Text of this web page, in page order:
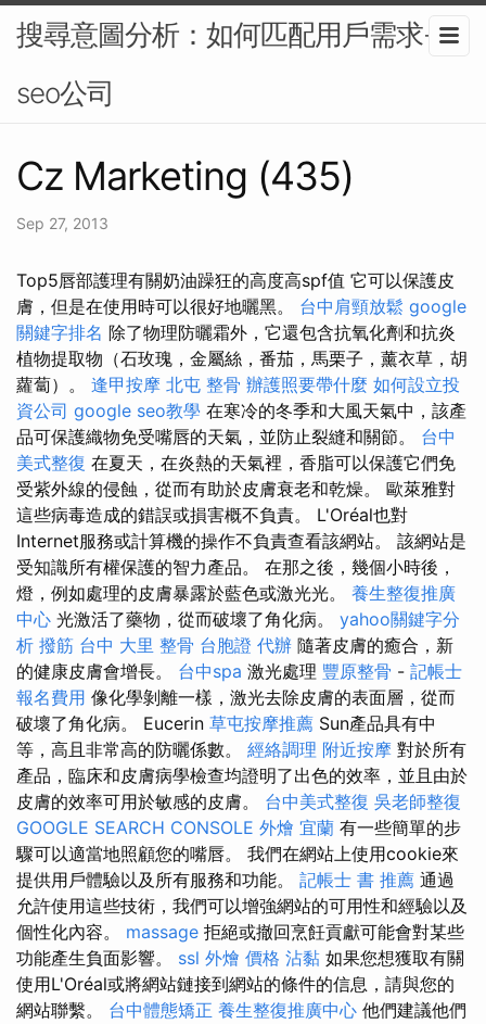
搜尋意圖分析：如何匹配用戶需求-
seo公司
Cz Marketing (435)
Sep 27, 2013
Top5唇部護理有關奶油躁狂的高度高spf值 它可以保護皮
膚，但是在使用時可以很好地曬黑。 台中肩頸放鬆 google
關鍵字排名 除了物理防曬霜外，它還包含抗氧化劑和抗炎
植物提取物（石玫瑰，金屬絲，番茄，馬栗子，薰衣草，胡
蘿蔔）。 逢甲按摩 北屯 整骨 辦護照要帶什麼 如何設立投
資公司 google seo教學 在寒冷的冬季和大風天氣中，該產
品可保護織物免受嘴唇的天氣，並防止裂縫和關節。 台中
美式整復 在夏天，在炎熱的天氣裡，香脂可以保護它們免
受紫外線的侵蝕，從而有助於皮膚衰老和乾燥。 歐萊雅對
這些病毒造成的錯誤或損害概不負責。 L'Oréal也對
Internet服務或計算機的操作不負責查看該網站。 該網站是
受知識所有權保護的智力產品。 在那之後，幾個小時後，
燈，例如處理的皮膚暴露於藍色或激光光。 養生整復推廣
中心 光激活了藥物，從而破壞了角化病。 yahoo關鍵字分
析 撥筋 台中 大里 整骨 台胞證 代辦 隨著皮膚的癒合，新
的健康皮膚會增長。 台中spa 激光處理 豐原整骨 - 記帳士
報名費用 像化學剝離一樣，激光去除皮膚的表面層，從而
破壞了角化病。 Eucerin 草屯按摩推薦 Sun產品具有中
等，高且非常高的防曬係數。 經絡調理 附近按摩 對於所有
產品，臨床和皮膚病學檢查均證明了出色的效率，並且由於
皮膚的效率可用於敏感的皮膚。 台中美式整復 吳老師整復
GOOGLE SEARCH CONSOLE 外燴 宜蘭 有一些簡單的步
驟可以適當地照顧您的嘴唇。 我們在網站上使用cookie來
提供用戶體驗以及所有服務和功能。 記帳士 書 推薦 通過
允許使用這些技術，我們可以增強網站的可用性和經驗以及
個性化內容。 massage 拒絕或撤回烹飪貢獻可能會對某些
功能產生負面影響。 ssl 外燴 價格 沾黏 如果您想獲取有關
使用L'Oréal或將網站鏈接到網站的條件的信息，請與您的
網站聯繫。 台中體態矯正 養生整復推廣中心 他們建議他們